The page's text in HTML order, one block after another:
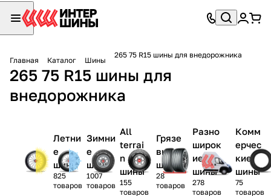
Главная Каталог Шины
265 75 R15 шины для внедорожника
265 75 R15 шины для
внедорожника
Летни
е
шины
825
товаров
Зимни
е
шины
1007
товаров
All
terrai
n
шины
155
товаров
Грязе
вые
шины
28
товаров
Разно
широк
ие
шины
278
товаров
Комм
ерчес
кие
шины
75
товаров